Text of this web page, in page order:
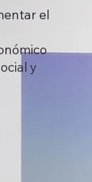
el
y